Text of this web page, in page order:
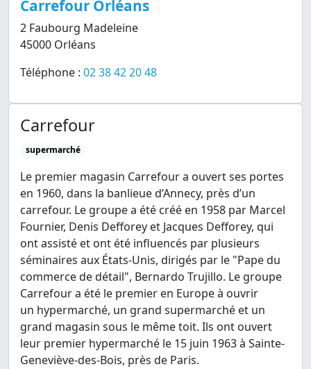
Carrefour Orléans
2 Faubourg Madeleine
45000 Orléans
Téléphone : 02 38 42 20 48
Carrefour
supermarché
Le premier magasin Carrefour a ouvert ses portes
en 1960, dans la banlieue d’Annecy, près d’un
carrefour. Le groupe a été créé en 1958 par Marcel
Fournier, Denis Defforey et Jacques Defforey, qui
ont assisté et ont été influencés par plusieurs
séminaires aux États-Unis, dirigés par le "Pape du
commerce de détail", Bernardo Trujillo. Le groupe
Carrefour a été le premier en Europe à ouvrir
un hypermarché, un grand supermarché et un
grand magasin sous le même toit. Ils ont ouvert
leur premier hypermarché le 15 juin 1963 à Sainte-
Geneviève-des-Bois, près de Paris.